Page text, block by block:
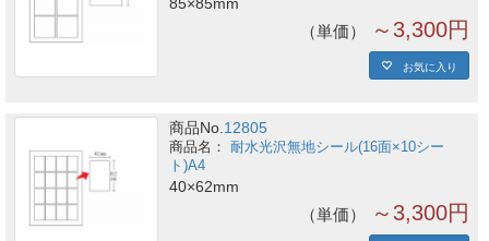
単価 ～3,300円
お気に入り
商品No. 12805
耐水光沢無地シール(16面×10シー
ト)A4
40×62mm
単価 ～3,300円